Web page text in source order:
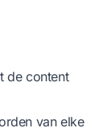
de content
van elke